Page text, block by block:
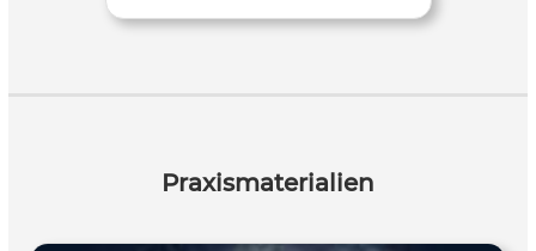
Praxismaterialien